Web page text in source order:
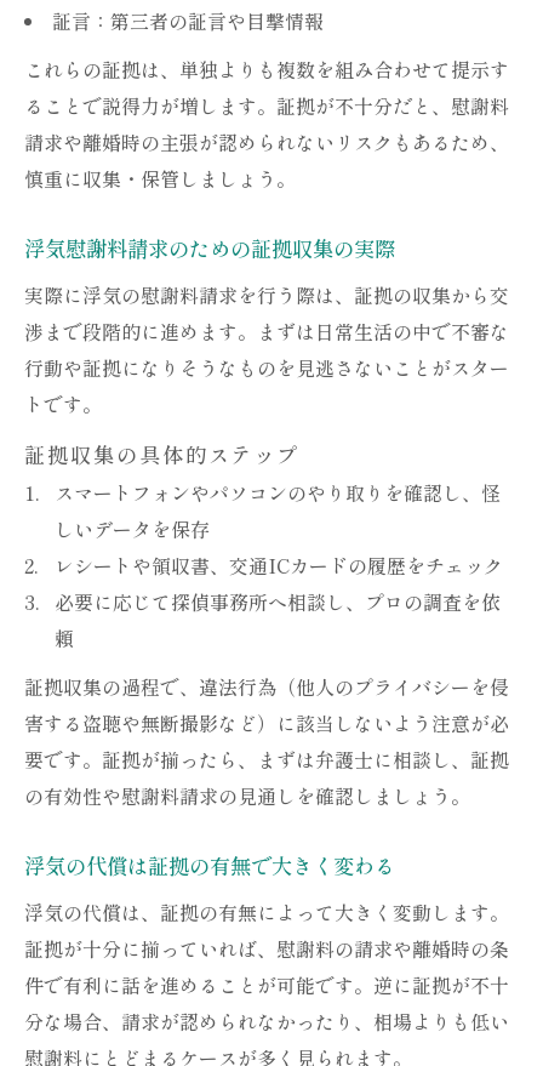
証言：第三者の証言や目撃情報
これらの証拠は、単独よりも複数を組み合わせて提示す
ることで説得力が増します。証拠が不十分だと、慰謝料
請求や離婚時の主張が認められないリスクもあるため、
慎重に収集・保管しましょう。
浮気慰謝料請求のための証拠収集の実際
実際に浮気の慰謝料請求を行う際は、証拠の収集から交
渉まで段階的に進めます。まずは日常生活の中で不審な
行動や証拠になりそうなものを見逃さないことがスター
トです。
証拠収集の具体的ステップ
スマートフォンやパソコンのやり取りを確認し、怪
しいデータを保存
レシートや領収書、交通ICカードの履歴をチェック
必要に応じて探偵事務所へ相談し、プロの調査を依
頼
証拠収集の過程で、違法行為（他人のプライバシーを侵
害する盗聴や無断撮影など）に該当しないよう注意が必
要です。証拠が揃ったら、まずは弁護士に相談し、証拠
の有効性や慰謝料請求の見通しを確認しましょう。
浮気の代償は証拠の有無で大きく変わる
浮気の代償は、証拠の有無によって大きく変動します。
証拠が十分に揃っていれば、慰謝料の請求や離婚時の条
件で有利に話を進めることが可能です。逆に証拠が不十
分な場合、請求が認められなかったり、相場よりも低い
慰謝料にとどまるケースが多く見られます。